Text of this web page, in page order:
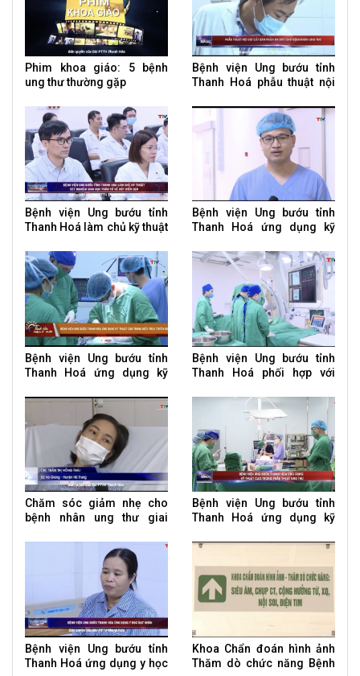
Phim khoa giáo: 5 bệnh
ung thư thường gặp
Bệnh viện Ung bướu tỉnh
Thanh Hoá phẫu thuật nội
cho bệnh nhân ung thư
Bệnh viện Ung bướu tỉnh
Thanh Hoá làm chủ kỹ thuật
tử về đột biến gen
Bệnh viện Ung bướu tỉnh
Thanh Hoá ứng dụng kỹ
giáp
Bệnh viện Ung bướu tỉnh
Thanh Hoá ứng dụng kỹ
tuyến giáp
Bệnh viện Ung bướu tỉnh
Thanh Hoá phối hợp với
cao kỹ thuật trong điều trị
Chăm sóc giảm nhẹ cho
bệnh nhân ung thư giai
Bệnh viện Ung bướu tỉnh
Thanh Hoá ứng dụng kỹ
ung thư Bệnh viện U
Bệnh viện Ung bướu tỉnh
Thanh Hoá ứng dụng y học
Khoa Chẩn đoán hình ảnh
Thăm dò chức năng Bệnh